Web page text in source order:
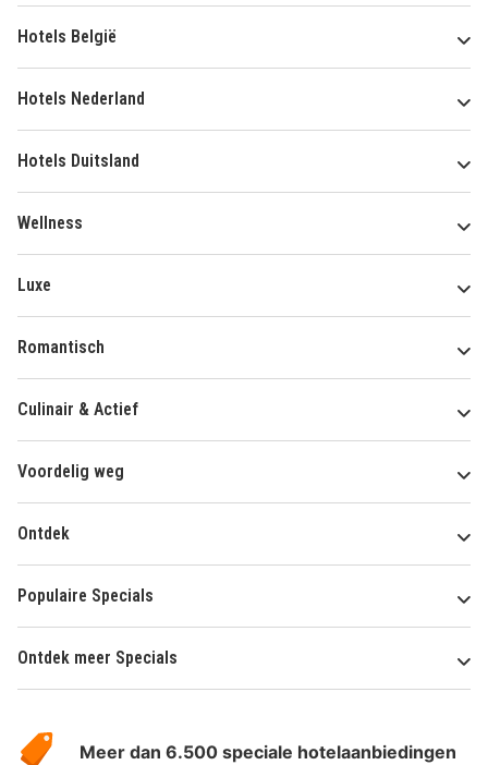
Hotels België
Hotels Nederland
Hotels Duitsland
Wellness
Luxe
Romantisch
Culinair & Actief
Voordelig weg
Ontdek
Populaire Specials
Ontdek meer Specials
HotelSpecials
Meer dan 6.500 speciale hotelaanbiedingen